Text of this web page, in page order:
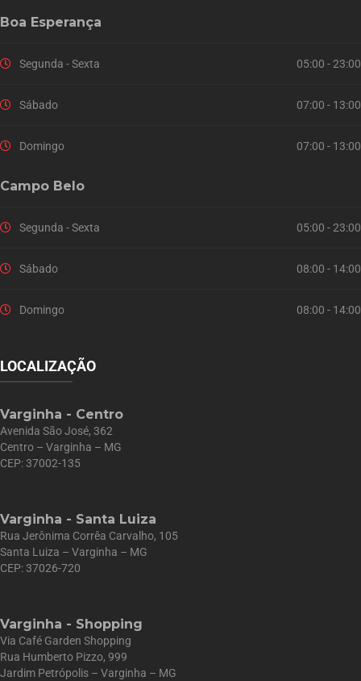
Boa Esperança
Segunda - Sexta 05:00 - 23:00
Sábado 07:00 - 13:00
Domingo 07:00 - 13:00
Campo Belo
Segunda - Sexta 05:00 - 23:00
Sábado 08:00 - 14:00
Domingo 08:00 - 14:00
LOCALIZAÇÃO
Varginha - Centro
Avenida São José, 362
Centro – Varginha – MG
CEP: 37002-135
Varginha - Santa Luiza
Rua Jerônima Corrêa Carvalho, 105
Santa Luiza – Varginha – MG
CEP: 37026-720
Varginha - Shopping
Via Café Garden Shopping
Rua Humberto Pizzo, 999
Jardim Petrópolis – Varginha – MG